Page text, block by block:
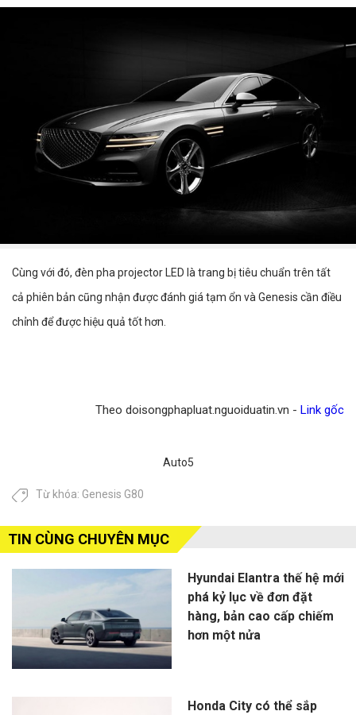
Cùng với đó, đèn pha projector LED là trang bị tiêu chuẩn trên tất
cả phiên bản cũng nhận được đánh giá tạm ổn và Genesis cần điều
chỉnh để được hiệu quả tốt hơn.
Theo doisongphapluat.nguoiduatin.vn - Link gốc
Auto5
Từ khóa: Genesis G80
TIN CÙNG CHUYÊN MỤC
Hyundai Elantra thế hệ mới
phá kỷ lục về đơn đặt
hàng, bản cao cấp chiếm
hơn một nửa
Honda City có thể sắp